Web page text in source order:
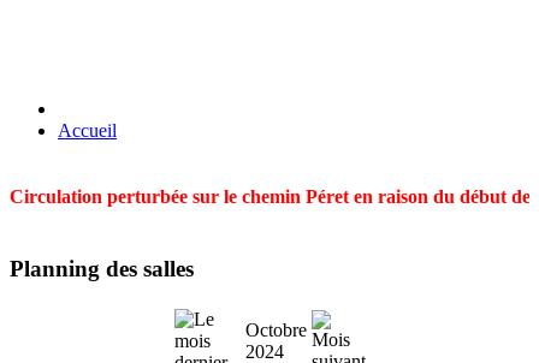
Accueil
Circulation perturbée sur le chemin Péret en raison du début
Planning des salles
Octobre
2024